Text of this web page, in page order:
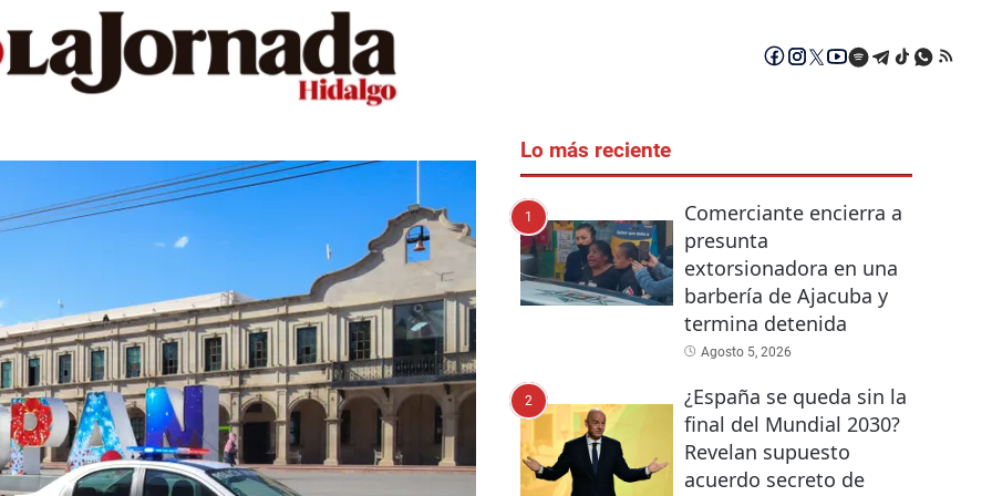
Lo más reciente
1
Comerciante encierra a
presunta
extorsionadora en una
barbería de Ajacuba y
termina detenida
Agosto 5, 2026
2
¿España se queda sin la
final del Mundial 2030?
Revelan supuesto
acuerdo secreto de